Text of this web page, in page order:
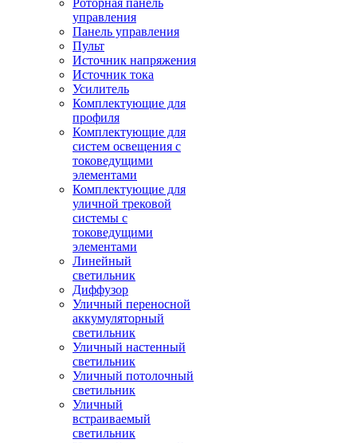
Роторная панель
управления
Панель управления
Пульт
Источник напряжения
Источник тока
Усилитель
Комплектующие для
профиля
Комплектующие для
систем освещения с
токоведущими
элементами
Комплектующие для
уличной трековой
системы с
токоведущими
элементами
Линейный
светильник
Диффузор
Уличный переносной
аккумуляторный
светильник
Уличный настенный
светильник
Уличный потолочный
светильник
Уличный
встраиваемый
светильник